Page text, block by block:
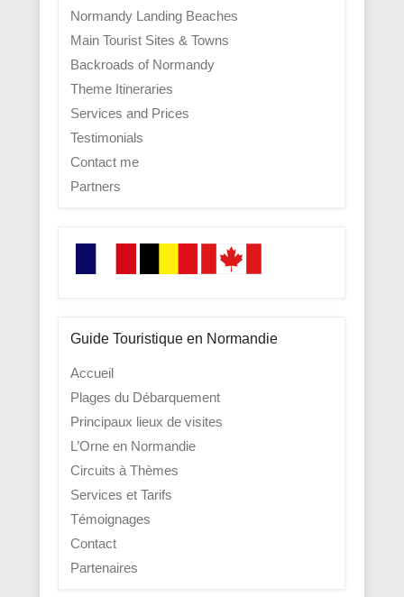
Normandy Landing Beaches
Main Tourist Sites & Towns
Backroads of Normandy
Theme Itineraries
Services and Prices
Testimonials
Contact me
Partners
Guide Touristique en Normandie
Accueil
Plages du Débarquement
Principaux lieux de visites
L’Orne en Normandie
Circuits à Thèmes
Services et Tarifs
Témoignages
Contact
Partenaires